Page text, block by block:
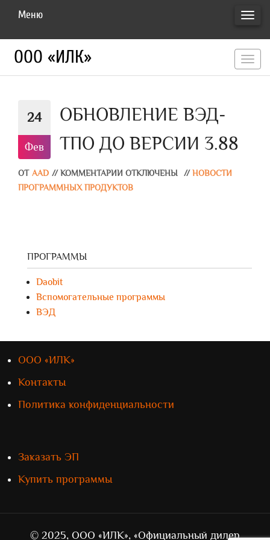
Меню
ООО «ИЛК»
24
Фев
ОБНОВЛЕНИЕ ВЭД-
ТПО ДО ВЕРСИИ 3.88
ОТ AAD // КОММЕНТАРИИ ОТКЛЮЧЕНЫ // НОВОСТИ
ПРОГРАММНЫХ ПРОДУКТОВ
ПРОГРАММЫ
Daobit
Вспомогательные программы
ВЭД
ООО «ИЛК»
Контакты
Политика конфиденциальности
Заказать ЭП
Купить программы
© 2025, ООО «ИЛК», «Официальный дилер